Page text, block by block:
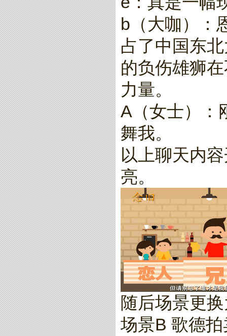
b（大咖）：
占了中国东
的负伤雄狮
力量。
A（女士）：
舞我。
以上聊天内
亮。
随后场景更
场景B 歌德